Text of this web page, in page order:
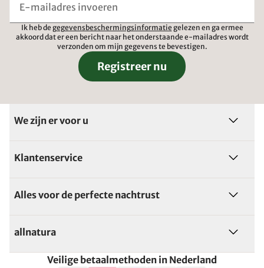
Ik heb de gegevensbeschermingsinformatie gelezen en ga ermee
akkoord dat er een bericht naar het onderstaande e-mailadres wordt
verzonden om mijn gegevens te bevestigen.
Registreer nu
We zijn er voor u
Klantenservice
Alles voor de perfecte nachtrust
allnatura
Veilige betaalmethoden in Nederland